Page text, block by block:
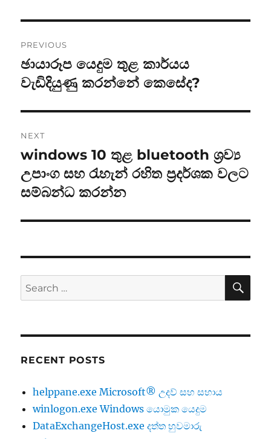
navigation
PREVIOUS
Previous
post:
ඡායාරූප යෙදුම තුළ කාර්යය
වැඩිදියුණු කරන්නේ කෙසේද?
NEXT
Next
post:
windows 10 තුළ bluetooth ශ්‍රව්‍ය
උපාංග සහ රැහැන් රහිත ප්‍රදර්ශක වලට
සම්බන්ධ කරන්න
Search
for:
RECENT POSTS
helppane.exe Microsoft® උදව් සහ සහාය
winlogon.exe Windows යොමුක යෙදුම
DataExchangeHost.exe දත්ත හුවමාරු